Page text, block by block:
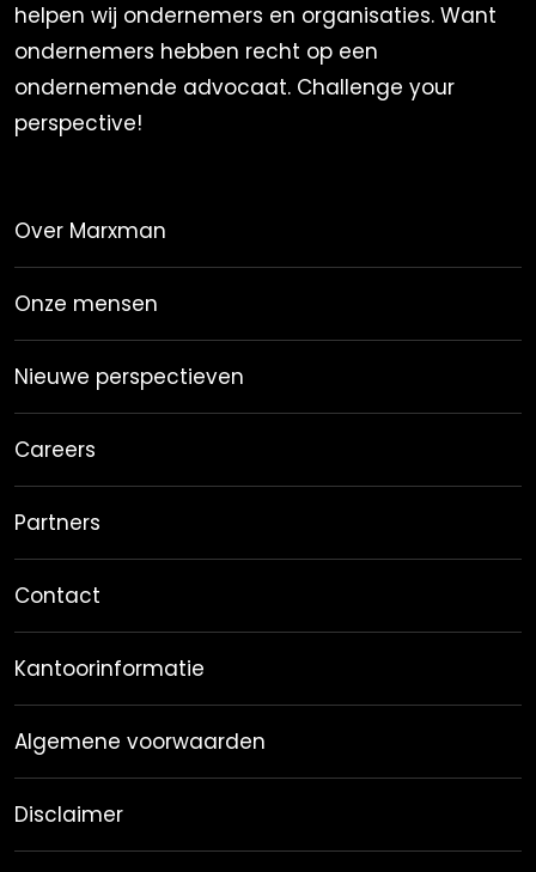
helpen wij ondernemers en organisaties. Want
ondernemers hebben recht op een
ondernemende advocaat. Challenge your
perspective!
Over Marxman
Onze mensen
Nieuwe perspectieven
Careers
Partners
Contact
Kantoorinformatie
Algemene voorwaarden
Disclaimer